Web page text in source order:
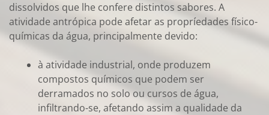
dissolvidos que lhe confere distintos sabores. A
atividade antrópica pode afetar as propríedades físico-
químicas da água, principalmente devido:
à atividade industrial, onde produzem
compostos químicos que podem ser
derramados no solo ou cursos de água,
infiltrando-se, afetando assim a qualidade da